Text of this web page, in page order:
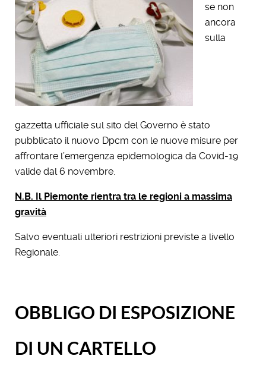
se non
ancora
sulla
gazzetta ufficiale sul sito del Governo è stato
pubblicato il nuovo Dpcm con le nuove misure per
affrontare l’emergenza epidemologica da Covid-19
valide dal 6 novembre.
N.B. Il Piemonte rientra tra le regioni a massima
gravità
Salvo eventuali ulteriori restrizioni previste a livello
Regionale.
OBBLIGO DI ESPOSIZIONE
DI UN CARTELLO